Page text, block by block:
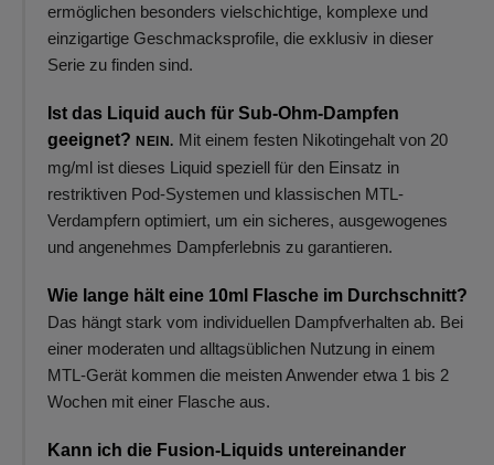
ermöglichen besonders vielschichtige, komplexe und
einzigartige Geschmacksprofile, die exklusiv in dieser
Serie zu finden sind.
Ist das Liquid auch für Sub-Ohm-Dampfen
geeignet? NEIN. Mit einem festen Nikotingehalt von 20
mg/ml ist dieses Liquid speziell für den Einsatz in
restriktiven Pod-Systemen und klassischen MTL-
Verdampfern optimiert, um ein sicheres, ausgewogenes
und angenehmes Dampferlebnis zu garantieren.
Wie lange hält eine 10ml Flasche im Durchschnitt?
Das hängt stark vom individuellen Dampfverhalten ab. Bei
einer moderaten und alltagsüblichen Nutzung in einem
MTL-Gerät kommen die meisten Anwender etwa 1 bis 2
Wochen mit einer Flasche aus.
Kann ich die Fusion-Liquids untereinander